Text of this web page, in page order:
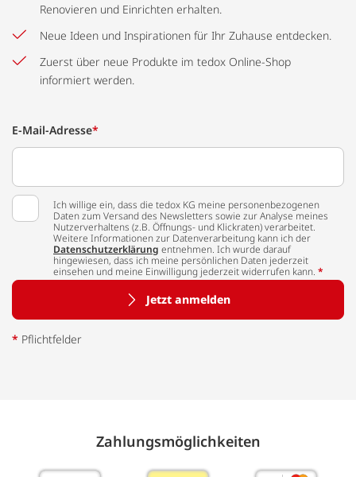
Renovieren und Einrichten erhalten.
Neue Ideen und Inspirationen für Ihr Zuhause entdecken.
Zuerst über neue Produkte im tedox Online-Shop
informiert werden.
E-Mail-Adresse*
Ich willige ein, dass die tedox KG meine personenbezogenen
Daten zum Versand des Newsletters sowie zur Analyse meines
Nutzerverhaltens (z.B. Öffnungs- und Klickraten) verarbeitet.
Weitere Informationen zur Datenverarbeitung kann ich der
Datenschutzerklärung entnehmen. Ich wurde darauf
hingewiesen, dass ich meine persönlichen Daten jederzeit
einsehen und meine Einwilligung jederzeit widerrufen kann. *
Jetzt anmelden
* Pflichtfelder
Zahlungs­möglich­keiten